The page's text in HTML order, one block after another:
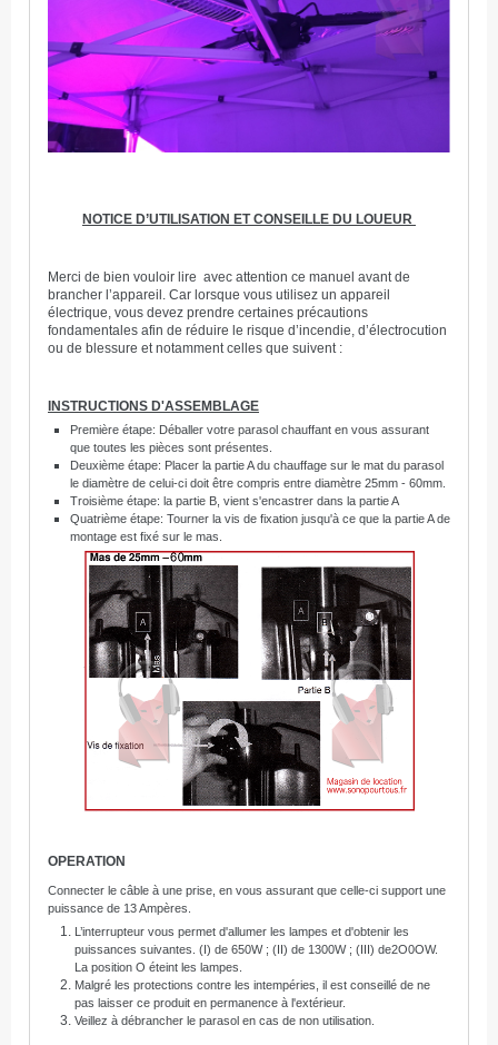
NOTICE D’UTILISATION ET CONSEILLE DU LOUEUR
Merci de bien vouloir lire avec attention ce manuel avant de
brancher l’appareil. Car lorsque vous utilisez un appareil
électrique, vous devez prendre certaines précautions
fondamentales afin de réduire le risque d’incendie, d’électrocution
ou de blessure et notamment celles que suivent :
INSTRUCTIONS D'ASSEMBLAGE
Première étape: Déballer votre parasol chauffant en vous assurant
que toutes les pièces sont présentes.
Deuxième étape: Placer la partie A du chauffage sur le mat du parasol
le diamètre de celui-ci doit être compris entre diamètre 25mm - 60mm.
Troisième étape: la partie B, vient s'encastrer dans la partie A
Quatrième étape: Tourner la vis de fixation jusqu'à ce que la partie A de
montage est fixé sur le mas.
OPERATION
Connecter le câble à une prise, en vous assurant que celle-ci support une
puissance de 13 Ampères.
L’interrupteur vous permet d'allumer les lampes et d'obtenir les
puissances suivantes. (I) de 650W ; (II) de 1300W ; (III) de2O0OW.
La position O éteint les lampes.
Malgré les protections contre les intempéries, il est conseillé de ne
pas laisser ce produit en permanence à l'extérieur.
Veillez à débrancher le parasol en cas de non utilisation.